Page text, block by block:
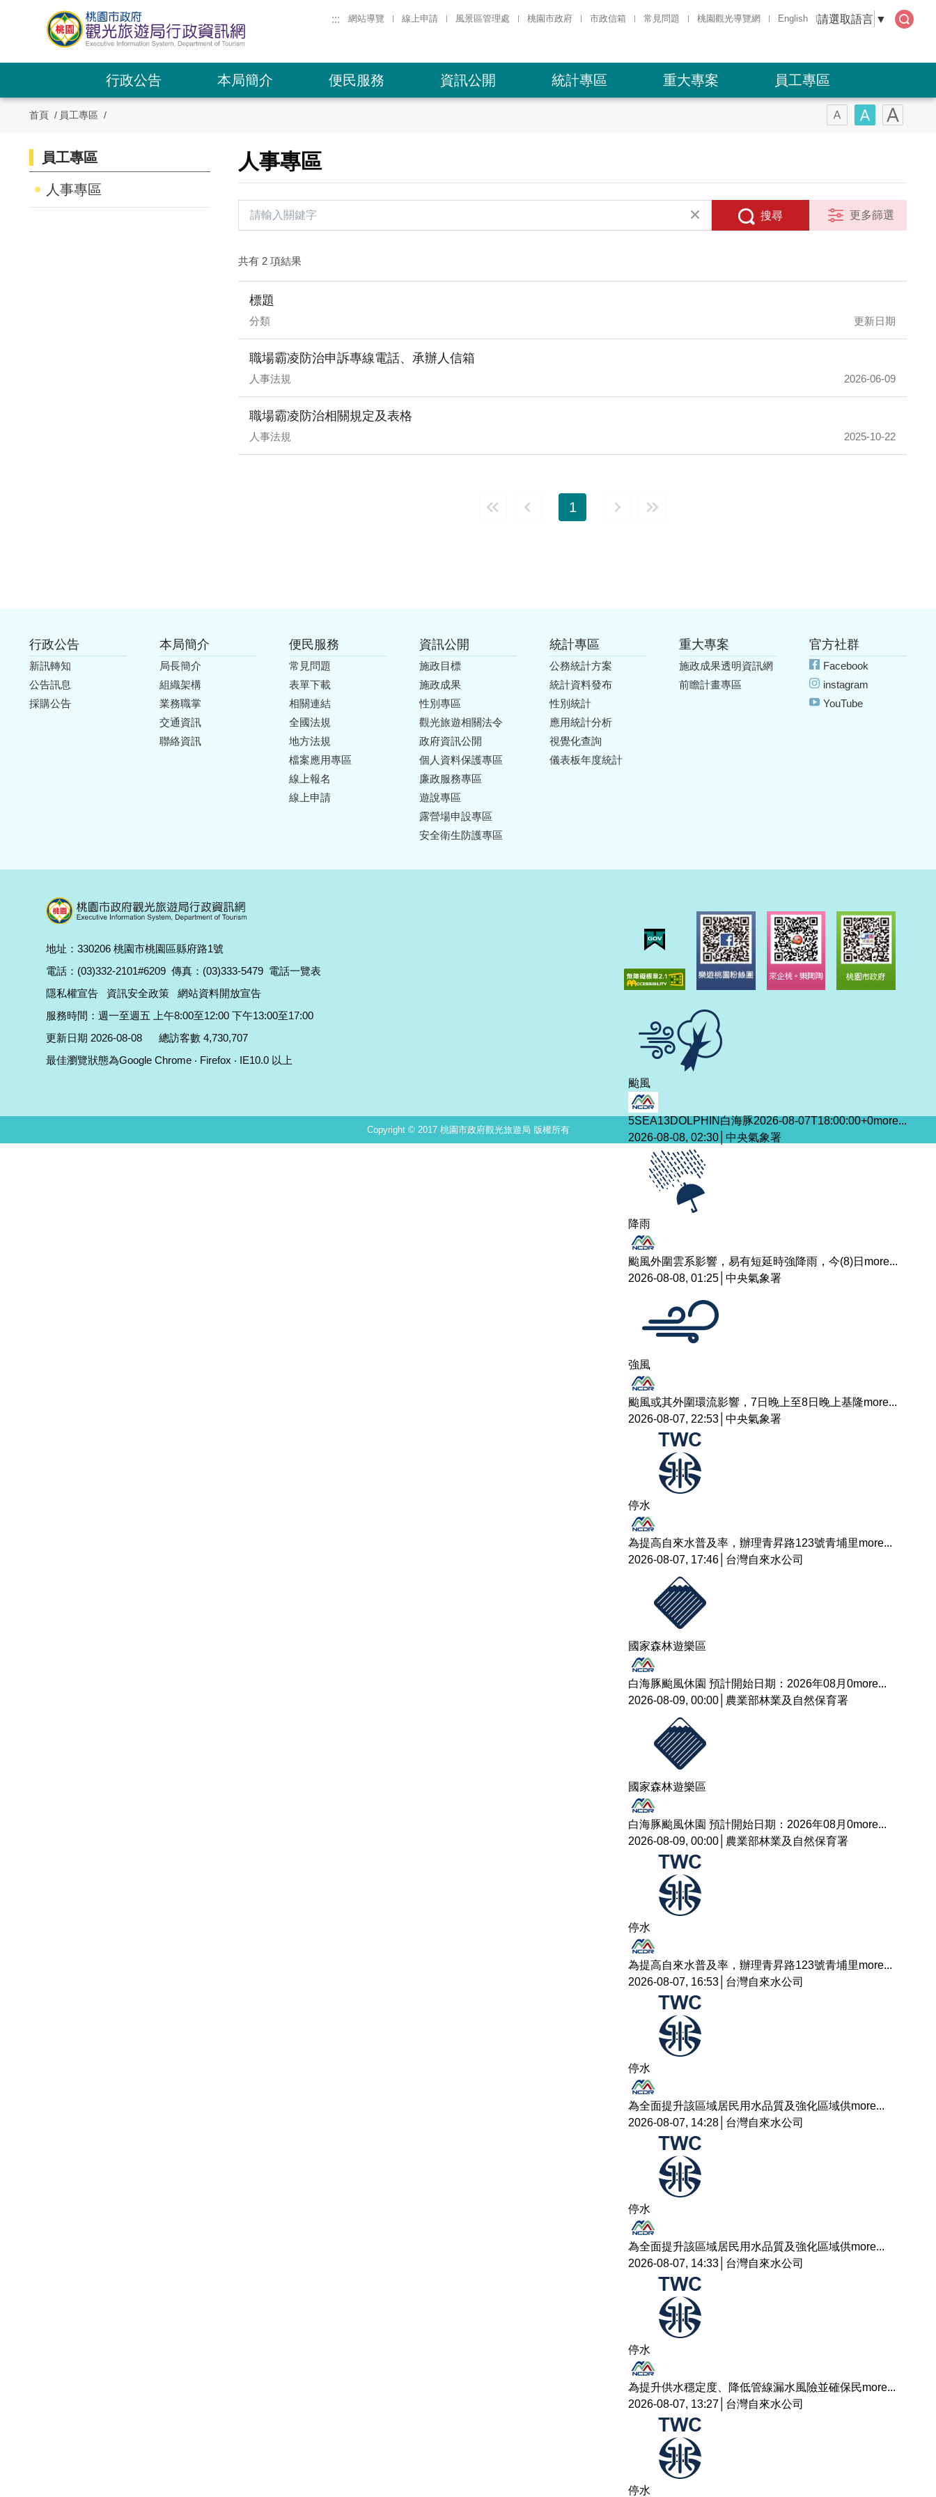
::: 網站導覽 線上申請 風景區管理處 桃園市政府 市政信箱 常見問題 桃園觀光導覽網 English 請選取語言 ▼
行政公告 本局簡介 便民服務 資訊公開 統計專區 重大專案 員工專區
首頁 員工專區
員工專區
人事專區
人事專區
搜尋 更多篩選
共有 2 項結果
標題
分類 更新日期
職場霸凌防治申訴專線電話、承辦人信箱
人事法規 2026-06-09
職場霸凌防治相關規定及表格
人事法規 2025-10-22
1
行政公告
新訊轉知
公告訊息
採購公告
本局簡介
局長簡介
組織架構
業務職掌
交通資訊
聯絡資訊
便民服務
常見問題
表單下載
相關連結
全國法規
地方法規
檔案應用專區
線上報名
線上申請
資訊公開
施政目標
施政成果
性別專區
觀光旅遊相關法令
政府資訊公開
個人資料保護專區
廉政服務專區
遊說專區
露營場申設專區
安全衛生防護專區
統計專區
公務統計方案
統計資料發布
性別統計
應用統計分析
視覺化查詢
儀表板年度統計
重大專案
施政成果透明資訊網
前瞻計畫專區
官方社群
Facebook
instagram
YouTube
地址：330206 桃園市桃園區縣府路1號
電話：(03)332-2101#6209 傳真：(03)333-5479 電話一覽表
隱私權宣告
資訊安全政策
網站資料開放宣告
服務時間：週一至週五 上午8:00至12:00 下午13:00至17:00
更新日期 2026-08-08
總訪客數 4,730,707
最佳瀏覽狀態為Google Chrome ‧ Firefox ‧ IE10.0 以上
颱風
5SEA13DOLPHIN白海豚2026-08-07T18:00:00+0more...
2026-08-08, 02:30│中央氣象署
降雨
颱風外圍雲系影響，易有短延時強降雨，今(8)日 more...
2026-08-08, 01:25│中央氣象署
強風
颱風或其外圍環流影響，7日晚上至8日晚上基隆more...
2026-08-07, 22:53│中央氣象署
停水
為提高自來水普及率，辦理青昇路123號青埔里more...
2026-08-07, 17:46│台灣自來水公司
國家森林遊樂區
白海豚颱風休園 預計開始日期：2026年08月0more...
2026-08-09, 00:00│農業部林業及自然保育署
國家森林遊樂區
白海豚颱風休園 預計開始日期：2026年08月0more...
2026-08-09, 00:00│農業部林業及自然保育署
停水
為提高自來水普及率，辦理青昇路123號青埔里more...
2026-08-07, 16:53│台灣自來水公司
停水
為全面提升該區域居民用水品質及強化區域供more...
2026-08-07, 14:28│台灣自來水公司
停水
為全面提升該區域居民用水品質及強化區域供more...
2026-08-07, 14:33│台灣自來水公司
停水
為提升供水穩定度、降低管線漏水風險並確保民more...
2026-08-07, 13:27│台灣自來水公司
停水
Copyright © 2017 桃園市政府觀光旅遊局 版權所有